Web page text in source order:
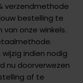
verzendmethode
bestelling te
onze winkels.
indien nodig
nu doorverwezen
af te